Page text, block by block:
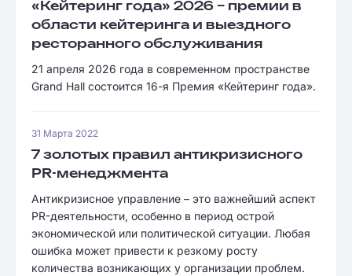
«Кейтеринг года» 2026 – премии в
области кейтеринга и выездного
ресторанного обслуживания
21 апреля 2026 года в современном пространстве
Grand Hall состоится 16-я Премия «Кейтеринг года».
31 Марта 2022
7 золотых правил антикризисного
PR-менеджмента
Антикризисное управление – это важнейший аспект
PR-деятельности, особенно в период острой
экономической или политической ситуации. Любая
ошибка может привести к резкому росту
количества возникающих у организации проблем.